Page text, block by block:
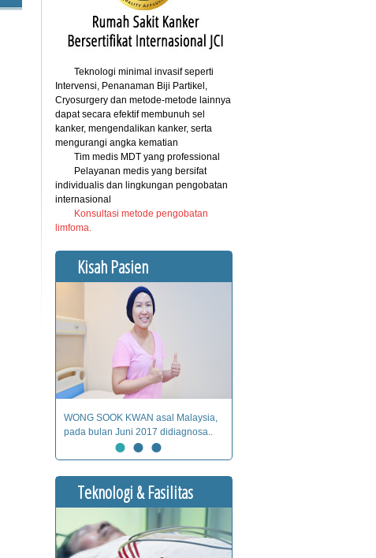
Teknologi minimal invasif seperti
Intervensi, Penanaman Biji Partikel,
Cryosurgery dan metode-metode lainnya
dapat secara efektif membunuh sel
kanker, mengendalikan kanker, serta
mengurangi angka kematian
Tim medis MDT yang professional
Pelayanan medis yang bersifat
individualis dan lingkungan pengobatan
internasional
Konsultasi metode pengobatan
limfoma.
Kisah Pasien
WONG SOOK KWAN asal Malaysia,
pada bulan Juni 2017 didiagnosa..
● ● ●
Teknologi & Fasilitas